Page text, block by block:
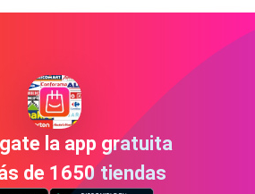
la app gratuita
de 1650 tiendas